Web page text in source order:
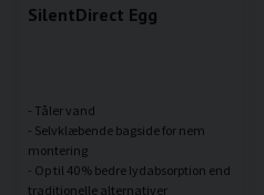
SilentDirect Egg
- Tåler vand
- Selvklæbende bagside for nem
montering
- Op til 40 % bedre lydabsorption end